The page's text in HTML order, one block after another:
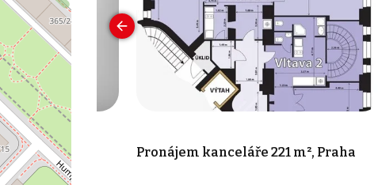
m², Praha -
Pronájem kanceláře 221 m², Praha